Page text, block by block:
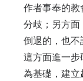
作者事奉的
分歧；另方
倒退的，也
這方面進一
為基礎，建